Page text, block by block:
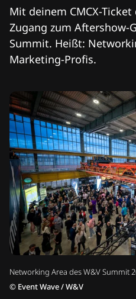
Networking Area des W&V Summit
© Event Wave / W&V
Mit deinem CMCX-
Zugang zum Aftershow-
Summit. Heißt:
Marketing-Profis.